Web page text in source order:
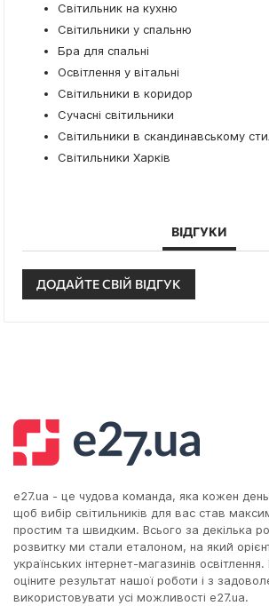
Світильник на кухню
Світильники у спальню
Бра для спальні
Освітлення у вітальні
Світильники в коридор
Сучасні світильники
Світильники в скандинавському
Світильники Харків
ВІДГУКИ
ДОДАЙТЕ СВІЙ ВІДГУК
e27.ua - це чудова команда, яка кожен
щоб вибір світильників для вас став
простим та швидким. Всього за декілька
розвитку ми стали еталоном, на який
українських інтернет-магазинів
оціните результат нашої роботи і з
використовувати усі можливості e27.ua.